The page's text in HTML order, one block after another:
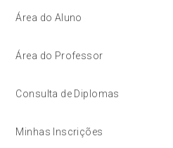
Área do Aluno
Área do Professor
Consulta de Diplomas
Minhas Inscrições